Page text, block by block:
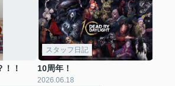
！
スタッフ日記
10周年！
2026.06.18